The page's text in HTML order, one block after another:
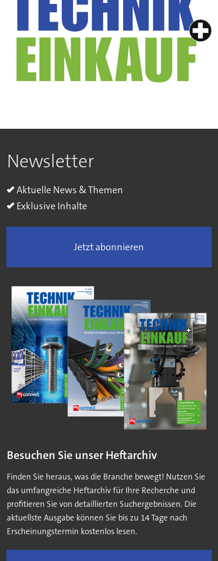
Newsletter
Aktuelle News & Themen
Exklusive Inhalte
Jetzt abonnieren
Besuchen Sie unser Heftarchiv
Finden Sie heraus, was die Branche bewegt! Nutzen Sie
das umfangreiche Heftarchiv für Ihre Recherche und
profitieren Sie von detaillierten Suchergebnissen. Die
aktuellste Ausgabe können Sie bis zu 14 Tage nach
Erscheinungstermin kostenlos lesen.